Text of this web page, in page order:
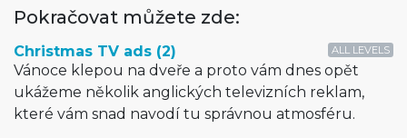
Pokračovat můžete zde:
ALL LEVELS
Christmas TV ads (2)
Vánoce klepou na dveře a proto vám dnes opět
ukážeme několik anglických televizních reklam,
které vám snad navodí tu správnou atmosféru.